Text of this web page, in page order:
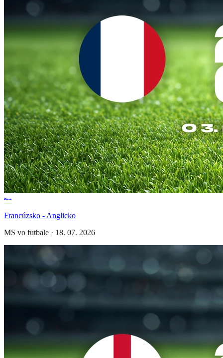
Francúzsko - Anglicko
MS vo futbale · 18. 07. 2026